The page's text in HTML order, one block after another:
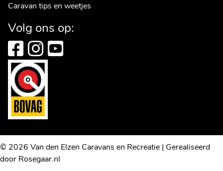
Caravan tips en weetjes
Volg ons op:
© 2026 Van den Elzen Caravans en Recreatie | Gerealiseerd
door Rosegaar.nl